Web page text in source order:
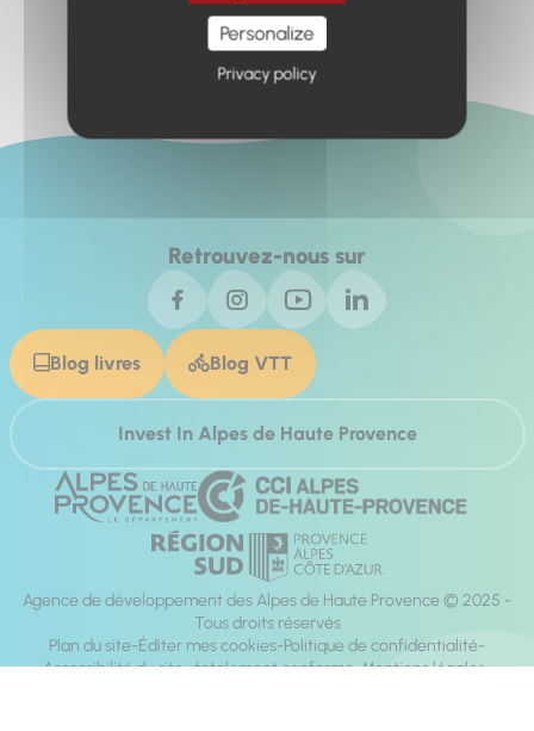
Retrouvez-nous sur
Blog livres Blog VTT
Invest In Alpes de Haute Provence
Agence de développement des Alpes de Haute Provence © 2025 -
Tous droits réservés
Plan du site Éditer mes cookies Politique de confidentialité
Accessibilité du site : totalement conforme Mentions légales
Personalize
Privacy policy